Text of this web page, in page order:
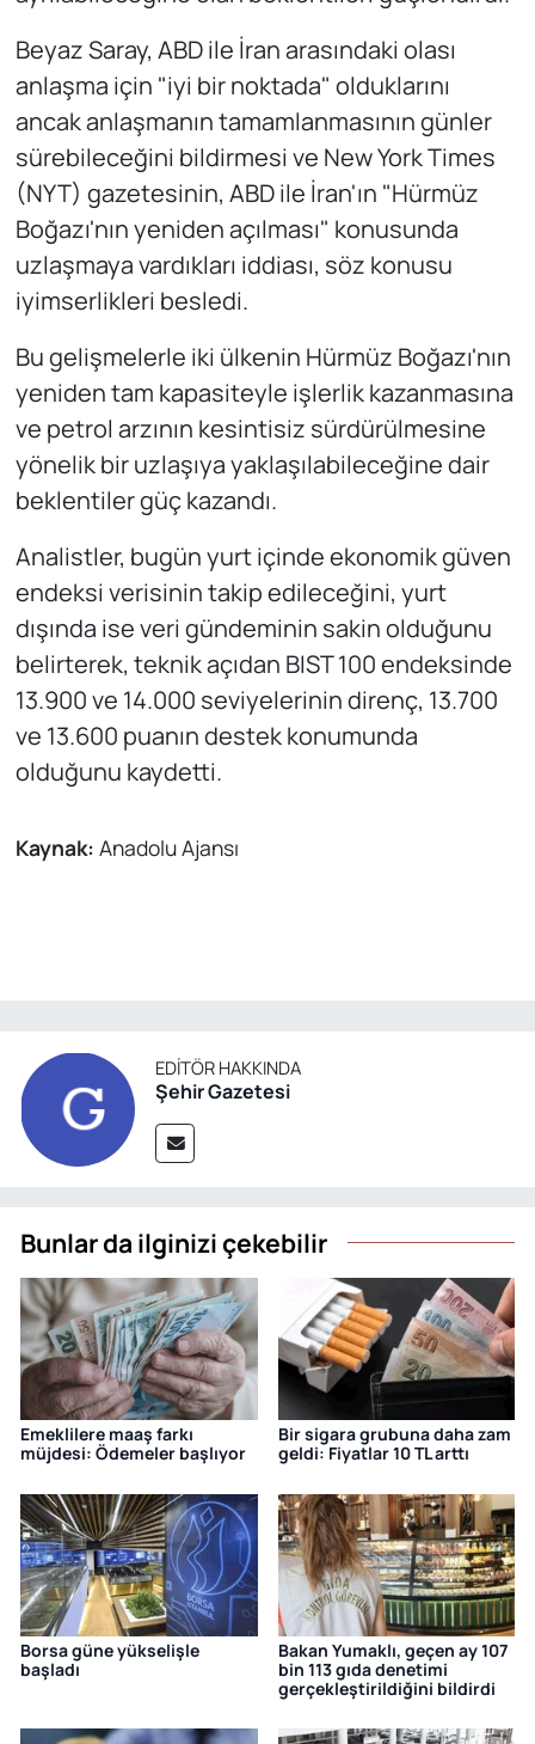
Beyaz Saray, ABD ile İran arasındaki olası
anlaşma için "iyi bir noktada" olduklarını
ancak anlaşmanın tamamlanmasının günler
sürebileceğini bildirmesi ve New York Times
(NYT) gazetesinin, ABD ile İran'ın "Hürmüz
Boğazı'nın yeniden açılması" konusunda
uzlaşmaya vardıkları iddiası, söz konusu
iyimserlikleri besledi.
Bu gelişmelerle iki ülkenin Hürmüz Boğazı'nın
yeniden tam kapasiteyle işlerlik kazanmasına
ve petrol arzının kesintisiz sürdürülmesine
yönelik bir uzlaşıya yaklaşılabileceğine dair
beklentiler güç kazandı.
Analistler, bugün yurt içinde ekonomik güven
endeksi verisinin takip edileceğini, yurt
dışında ise veri gündeminin sakin olduğunu
belirterek, teknik açıdan BIST 100 endeksinde
13.900 ve 14.000 seviyelerinin direnç, 13.700
ve 13.600 puanın destek konumunda
olduğunu kaydetti.
Kaynak: Anadolu Ajansı
EDITÖR HAKKINDA
Şehir Gazetesi
Bunlar da ilginizi çekebilir
Emeklilere maaş farkı
müjdesi: Ödemeler başlıyor
Bir sigara grubuna daha zam
geldi: Fiyatlar 10 TL arttı
Borsa güne yükselişle
başladı
Bakan Yumaklı, geçen ay 107
bin 113 gıda denetimi
gerçekleştirildiğini bildirdi